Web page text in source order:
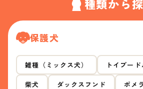
種類から
保護犬
雑種（ミックス犬） トイプード
柴犬 ダックスフンド ポメ